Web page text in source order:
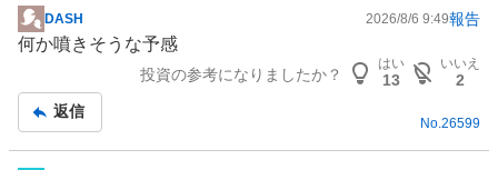
掲
示
事
DASH 2026/8/6 9:49報告
何か噴きそうな予感
投資の参考になりましたか？
はい
13
いいえ
2
返信
No. 26599